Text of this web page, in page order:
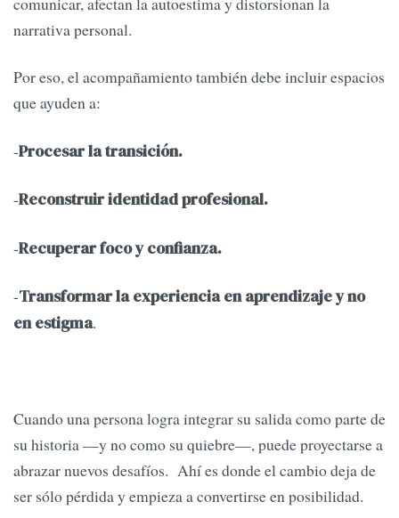
narrativa personal.
Por eso, el acompañamiento también debe incluir espacios
que ayuden a:
-Procesar la transición.
-Reconstruir identidad profesional.
-Recuperar foco y confianza.
-Transformar la experiencia en aprendizaje y no
en estigma.
Cuando una persona logra integrar su salida como parte de
su historia —y no como su quiebre—, puede proyectarse a
abrazar nuevos desafíos. Ahí es donde el cambio deja de
ser sólo pérdida y empieza a convertirse en posibilidad.